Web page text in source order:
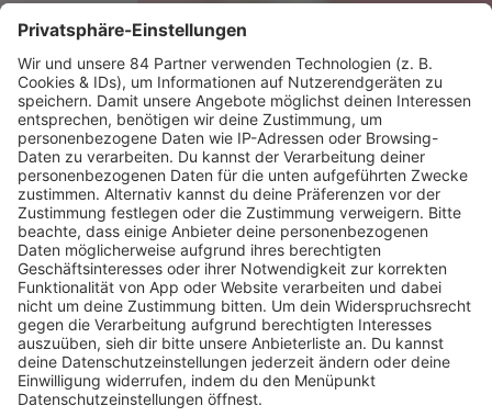
HOME
RADIOS
barba radio
Lagerfeuer
Füße hoch
Schmusekatze
Song Contest